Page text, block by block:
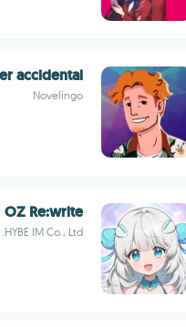
accidental
Novelingo
OZ Re:write
HYBE IM Co., Ltd.